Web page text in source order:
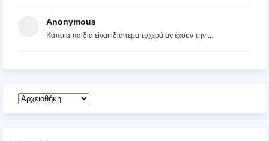
Anonymous
Κάποια παιδιά είναι ιδιαίτερα τυχερά αν έχουν την ...